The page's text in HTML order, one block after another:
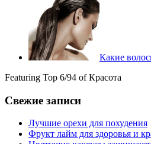
Какие
Featuring Top 6/94 of Красота
Свежие записи
Лучшие орехи для похудения
Фрукт лайм для здоровья и